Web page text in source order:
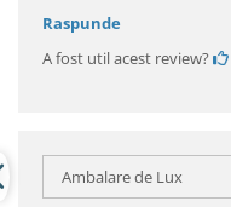
Raspunde
A fost util acest review?
Ambalare de Lux